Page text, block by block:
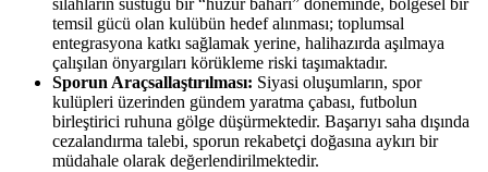
silahların sustuğu bir “huzur baharı” döneminde, bölgesel bir
temsil gücü olan kulübün hedef alınması; toplumsal
entegrasyona katkı sağlamak yerine, halihazırda aşılmaya
çalışılan önyargıları körükleme riski taşımaktadır.
Sporun Araçsallaştırılması: Siyasi oluşumların, spor
kulüpleri üzerinden gündem yaratma çabası, futbolun
birleştirici ruhuna gölge düşürmektedir. Başarıyı saha dışında
cezalandırma talebi, sporun rekabetçi doğasına aykırı bir
müdahale olarak değerlendirilmektedir.